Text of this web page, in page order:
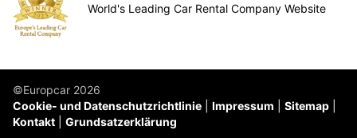
World's Leading Car Rental Company Website
©Europcar 2026
Cookie- und Datenschutzrichtlinie
Impressum
Sitemap
Kontakt
Grundsatzerklärung